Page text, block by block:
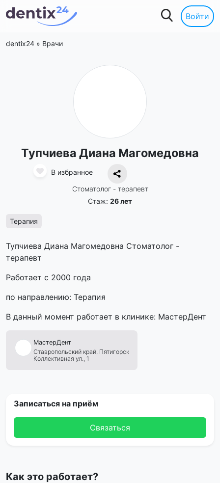
Войти
dentix24 » Врачи
Тупчиева Диана Магомедовна
В избранное
Стоматолог - терапевт
Стаж: 26 лет
Терапия
Тупчиева Диана Магомедовна Стоматолог -
терапевт
Работает с 2000 года
по направлению: Терапия
В данный момент работает в клинике: МастерДент
МастерДент
Ставропольский край, Пятигорск
Коллективная ул., 1
Записаться на приём
Связаться
Как это работает?